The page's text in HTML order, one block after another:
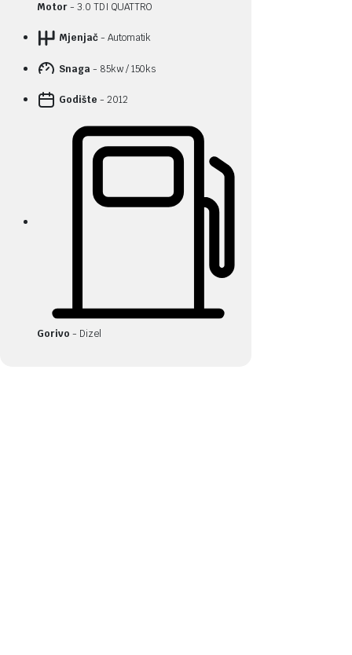
Motor- 3.0 TDI QUATTRO
Mjenjač- Automatik
Snaga - 85kw / 150ks
Godište - 2012
Gorivo - Dizel